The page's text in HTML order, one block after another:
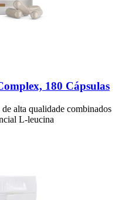
180 Cápsulas
alta qualidade combinados
L-leucina